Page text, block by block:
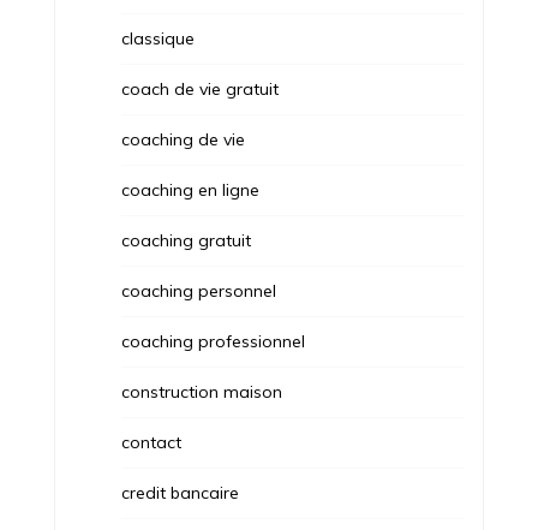
classique
coach de vie gratuit
coaching de vie
coaching en ligne
coaching gratuit
coaching personnel
coaching professionnel
construction maison
contact
credit bancaire